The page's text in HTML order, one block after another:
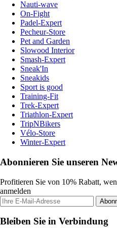
Nauti-wave
On-Fight
Padel-Expert
Pecheur-Store
Pet and Garden
Slowood Interior
Smash-Expert
Sneak'In
Sneakids
Sport is good
Training-Fit
Trek-Expert
Triathlon-Expert
TripNBikers
Vélo-Store
Winter-Expert
Abonnieren Sie unseren
Profitieren Sie von 10% Rabatt,
anmelden
Bleiben Sie in Verbindung